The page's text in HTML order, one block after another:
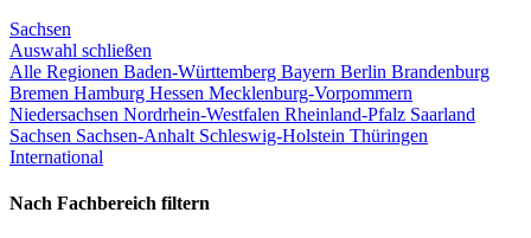
Sachsen
Auswahl schließen
Alle Regionen Baden-Württemberg Bayern Berlin Brandenburg
Bremen Hamburg Hessen Mecklenburg-Vorpommern
Niedersachsen Nordrhein-Westfalen Rheinland-Pfalz Saarland
Sachsen Sachsen-Anhalt Schleswig-Holstein Thüringen
International
Nach Fachbereich filtern